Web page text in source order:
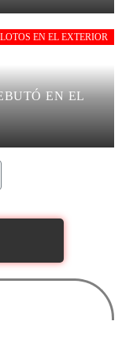
EN EL EXTERIOR
EN EL